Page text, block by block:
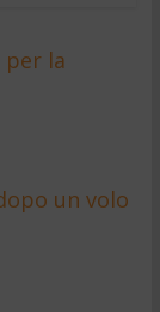
per la
un volo